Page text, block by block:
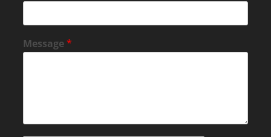
Message*